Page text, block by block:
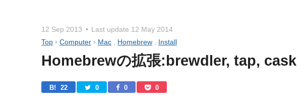
12 Sep 2013 Last update 12 May 2014
Top › Computer › Mac , Homebrew , Install
Homebrewの拡張:brewdler, tap, cask
B! 22 0 0 0